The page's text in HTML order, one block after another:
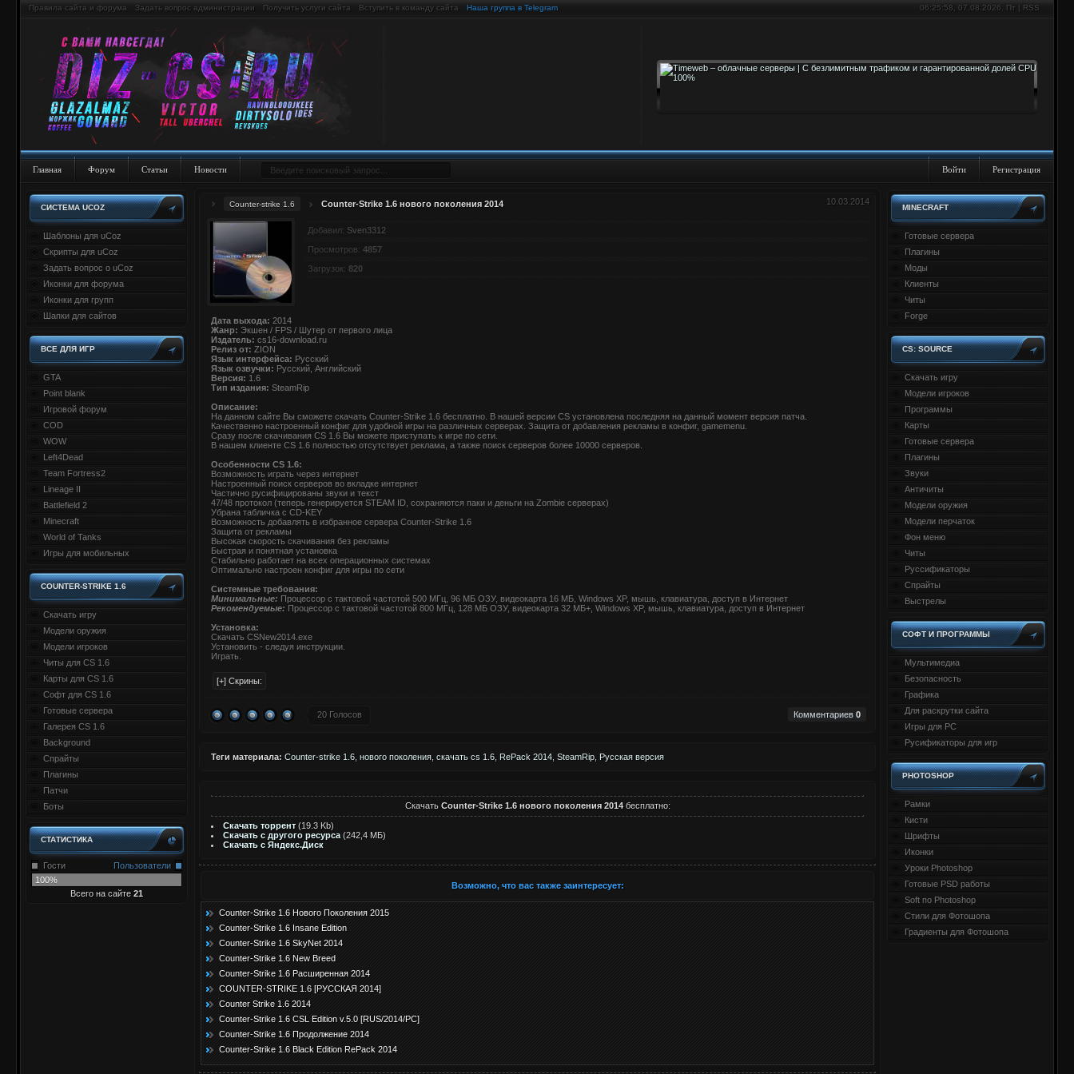
06:25:59 , 07.08.2026, Пт | RSS
Правила сайта и форума Задать вопрос администрации Получить услуги сайта Вступить в команду сайта Наша группа в Telegram
Войти Регистрация
Главная Форум Статьи Новости
MINECRAFT
Готовые сервера
Плагины
Моды
Клиенты
Читы
Forge
CS: SOURCE
Скачать игру
Модели игроков
Программы
Карты
Готовые сервера
Плагины
Звуки
Античиты
Модели оружия
Модели перчаток
Фон меню
Читы
Руссификаторы
Спрайты
Выстрелы
СОФТ И ПРОГРАММЫ
Мультимедиа
Безопасность
Графика
Для раскрутки сайта
Игры для PC
Русификаторы для игр
PHOTOSHOP
Рамки
Кисти
Шрифты
Иконки
Уроки Photoshop
Готовые PSD работы
Soft по Photoshop
Стили для Фотошопа
Градиенты для Фотошопа
СИСТЕМА UCOZ
Шаблоны для uCoz
Скрипты для uCoz
Задать вопрос о uCoz
Иконки для форума
Иконки для групп
Шапки для сайтов
ВСЕ ДЛЯ ИГР
GTA
Point blank
Игровой форум
COD
WOW
Left4Dead
Team Fortress2
Lineage II
Battlefield 2
Minecraft
World of Tanks
Игры для мобильных
COUNTER-STRIKE 1.6
Скачать игру
Модели оружия
Модели игроков
Читы для CS 1.6
Карты для CS 1.6
Софт для CS 1.6
Готовые сервера
Галерея CS 1.6
Background
Спрайты
Плагины
Патчи
Боты
СТАТИСТИКА
Пользователи
Гости
100%
Всего на сайте 21
10.03.2014
Counter-strike 1.6 Counter-Strike 1.6 нового поколения 2014
Добавил: Sven3312
Просмотров: 4857
Загрузок: 820
Дата выхода: 2014
Жанр: Экшен / FPS / Шутер от первого лица
Издатель: cs16-download.ru
Релиз от: ZION
Язык интерфейса: Русский
Язык озвучки: Русский, Английский
Версия: 1.6
Тип издания: SteamRip
Описание:
На данном сайте Вы сможете скачать Counter-Strike 1.6 бесплатно. В нашей версии CS установлена последняя на данный момент версия патча.
Качественно настроенный конфиг для удобной игры на различных серверах. Защита от добавления рекламы в конфиг, gamemenu.
Сразу после скачивания CS 1.6 Вы можете приступать к игре по сети.
В нашем клиенте CS 1.6 полностью отсутствует реклама, а также поиск серверов более 10000 серверов.
Особенности CS 1.6:
Возможность играть через интернет
Настроенный поиск серверов во вкладке интернет
Частично русифицированы звуки и текст
47/48 протокол (теперь генерируется STEAM ID, сохраняются паки и деньги на Zombie серверах)
Убрана табличка с CD-KEY
Возможность добавлять в избранное сервера Counter-Strike 1.6
Защита от рекламы
Высокая скорость скачивания без рекламы
Быстрая и понятная установка
Стабильно работает на всех операционных системах
Оптимально настроен конфиг для игры по сети
Системные требования:
Минимальные: Процессор с тактовой частотой 500 МГц, 96 МБ ОЗУ, видеокарта 16 МБ, Windows XP, мышь, клавиатура, доступ в Интернет
Рекомендуемые: Процессор с тактовой частотой 800 МГц, 128 МБ ОЗУ, видеокарта 32 МБ+, Windows XP, мышь, клавиатура, доступ в Интернет
Установка:
Скачать CSNew2014.exe
Установить - следуя инструкции.
Играть.
Комментариев 0
20 Голосов
Теги материала: Counter-strike 1.6 нового поколения скачать cs 1.6 RePack 2014 SteamRip Русская версия
Скачать Counter-Strike 1.6 нового поколения 2014бесплатно:
Скачать торрент(19.3 Kb)
Скачать с другого ресурса (242,4 МБ)
Скачать с Яндекс.Диск
Возможно, что вас также заинтересует:
Counter-Strike 1.6 Нового Поколения 2015
Counter-Strike 1.6 Insane Edition
Counter-Strike 1.6 SkyNet 2014
Counter-Strike 1.6 New Breed
Counter-Strike 1.6 Расширенная 2014
COUNTER-STRIKE 1.6 [РУССКАЯ 2014]
Counter Strike 1.6 2014
Counter-Strike 1.6 CSL Edition v.5.0 [RUS/2014/PC]
Counter-Strike 1.6 Продолжение 2014
Counter-Strike 1.6 Black Edition RePack 2014